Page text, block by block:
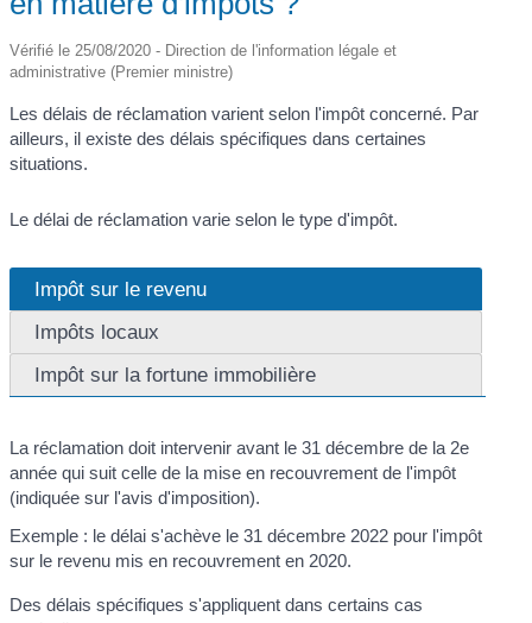
Vérifié le 25/08/2020 - Direction de l'information légale et
administrative (Premier ministre)
Les délais de réclamation varient selon l'impôt concerné. Par
ailleurs, il existe des délais spécifiques dans certaines
situations.
Le délai de réclamation varie selon le type d'impôt.
Impôt sur le revenu
Impôts locaux
Impôt sur la fortune immobilière
La réclamation doit intervenir avant le 31 décembre de la 2e
année qui suit celle de la mise en recouvrement de l'impôt
(indiquée sur l'avis d'imposition).
Exemple : le délai s'achève le 31 décembre 2022 pour l'impôt
sur le revenu mis en recouvrement en 2020.
Des délais spécifiques s'appliquent dans certains cas